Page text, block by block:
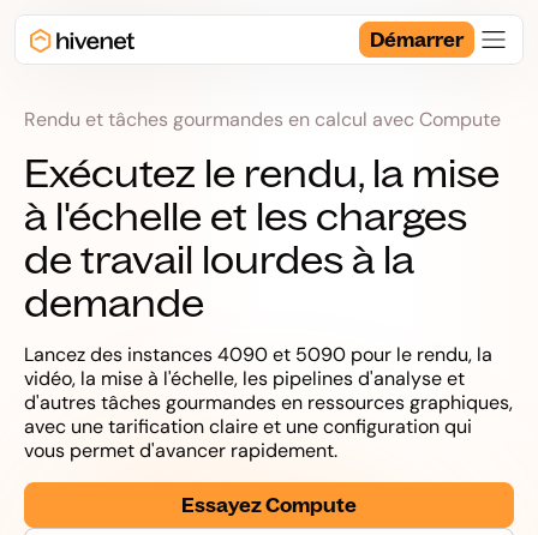
Démarrer
Rendu et tâches gourmandes en calcul avec Compute
Exécutez le rendu, la mise
à l'échelle et les charges
de travail lourdes à la
demande
Lancez des instances 4090 et 5090 pour le rendu, la
vidéo, la mise à l'échelle, les pipelines d'analyse et
d'autres tâches gourmandes en ressources graphiques,
avec une tarification claire et une configuration qui
vous permet d'avancer rapidement.
Essayez Compute